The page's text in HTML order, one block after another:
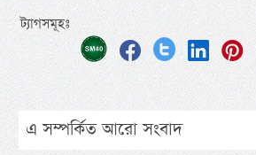
ট্যাগসমূহঃ
এ সম্পর্কিত আরো সংবাদ